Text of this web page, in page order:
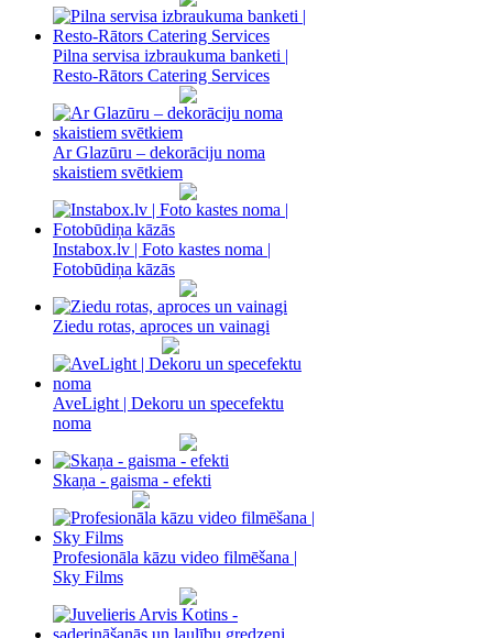
Pilna servisa izbraukuma banketi |
Resto-Rātors Catering Services
Ar Glazūru – dekorāciju noma
skaistiem svētkiem
Instabox.lv | Foto kastes noma |
Fotobūdiņa kāzās
Ziedu rotas, aproces un vainagi
AveLight | Dekoru un specefektu
noma
Skaņa - gaisma - efekti
Profesionāla kāzu video filmēšana |
Sky Films